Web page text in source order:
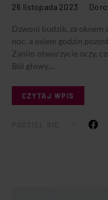
26 listopada 2023
Dzwoni budzik, za oknem
noc, a osiem godzin
Zanim otworzycie oczy,
Ból głowy…
CZYTAJ WPIS